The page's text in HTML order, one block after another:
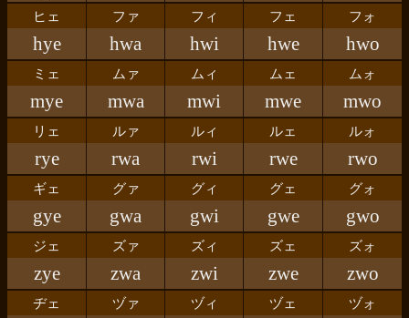
ヒェ ファ フィ フェ フォ
hye hwa hwi hwe hwo
ミェ ムァ ムィ ムェ ムォ
mye mwa mwi mwe mwo
リェ ルァ ルィ ルェ ルォ
rye rwa rwi rwe rwo
ギェ グァ グィ グェ グォ
gye gwa gwi gwe gwo
ジェ ズァ ズィ ズェ ズォ
zye zwa zwi zwe zwo
ヂェ ヅァ ヅィ ヅェ ヅォ